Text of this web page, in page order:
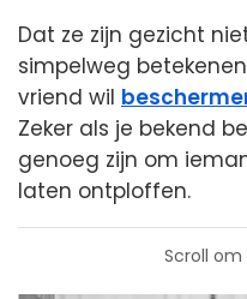
Dat ze zijn gezicht
simpelweg
vriend wil
Zeker als je bekend
genoeg zijn om
laten ontploffen.
Scroll